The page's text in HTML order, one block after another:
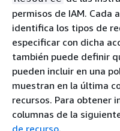
permisos de IAM. Cada
identifica los tipos de
especificar con dicha
también puede definir
pueden incluir en una
muestran en la última
recursos. Para obtener
columnas de la
de recurso.